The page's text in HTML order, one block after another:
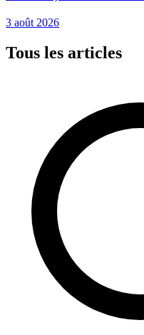
3 août 2026
Tous les articles